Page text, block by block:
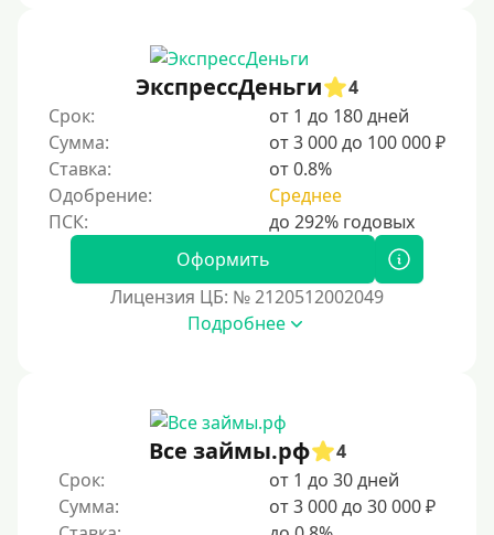
Беспроцентный займ на первый раз
Без процентов на 30 дней
Под 0 %
Условия
С опцией досрочного погашения долга
Без страховок и комиссий
Со страховкой
Без электронной почты
С автоматическим одобрением
ЭкспрессДеньги
4
Срок:
от 1 до 180 дней
Сумма:
от 3 000 до 100 000 ₽
Ставка:
от 0.8%
Одобрение:
Среднее
Оформить
Лицензия ЦБ: № 2120512002049
Подробнее
Все займы.рф
4
Срок:
от 1 до 30 дней
Сумма:
от 3 000 до 30 000 ₽